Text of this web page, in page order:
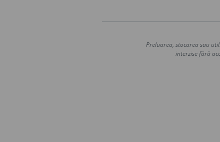
Preluarea, stocarea sau
interzise fără